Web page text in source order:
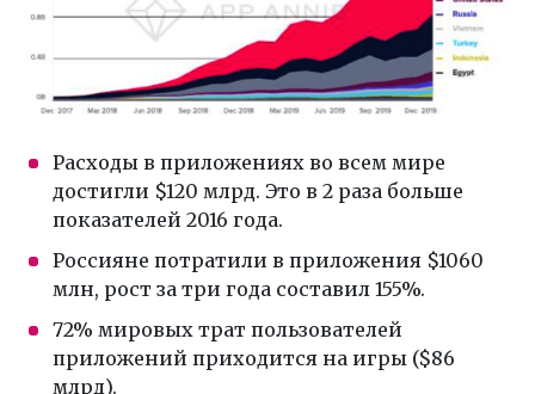
Расходы в приложениях во всем мире
достигли $120 млрд. Это в 2 раза больше
показателей 2016 года.
Россияне потратили в приложения $1060
млн, рост за три года составил 155%.
72% мировых трат пользователей
приложений приходится на игры ($86
млрд).